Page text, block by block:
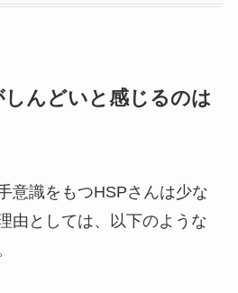
んどいと感じるのは
意識をもつHSPさんは少な
由としては、以下のような